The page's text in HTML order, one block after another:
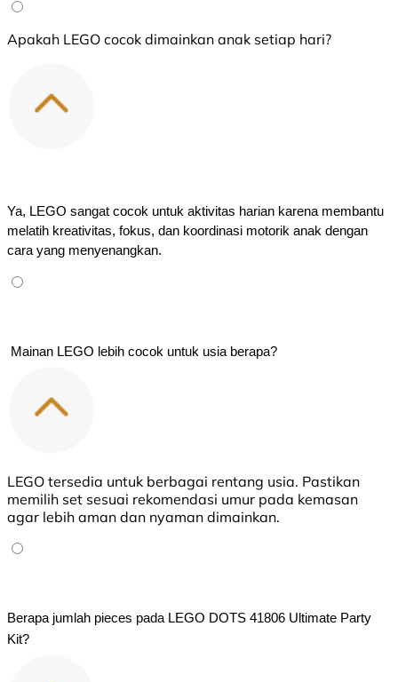
Apakah LEGO cocok dimainkan anak setiap hari?
Ya, LEGO sangat cocok untuk aktivitas harian karena membantu
melatih kreativitas, fokus, dan koordinasi motorik anak dengan
cara yang menyenangkan.
Mainan LEGO lebih cocok untuk usia berapa?
LEGO tersedia untuk berbagai rentang usia. Pastikan
memilih set sesuai rekomendasi umur pada kemasan
agar lebih aman dan nyaman dimainkan.
Berapa jumlah pieces pada LEGO DOTS 41806 Ultimate Party
Kit?